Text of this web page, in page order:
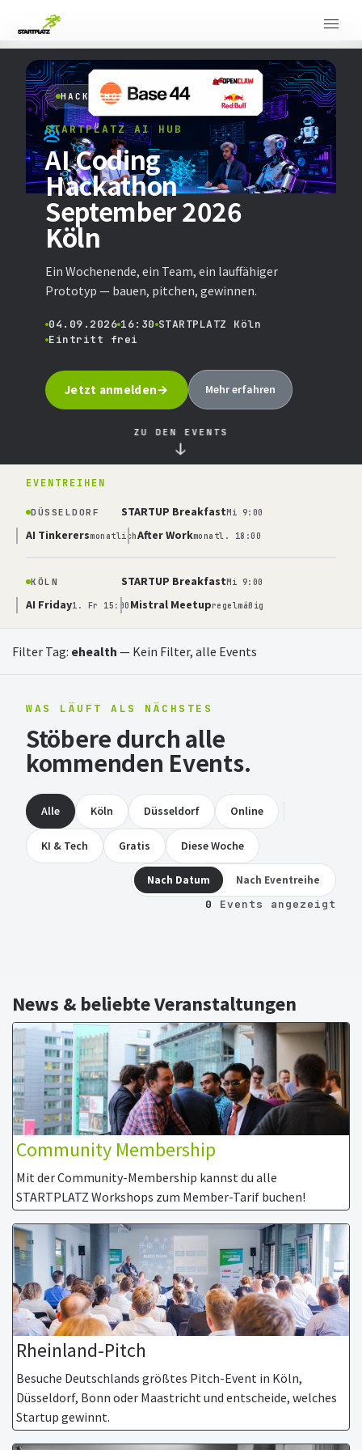
HACKATHON
STARTPLATZ AI HUB
AI Coding
Hackathon
September 2026
Köln
Ein Wochenende, ein Team, ein lauffähiger
Prototyp — bauen, pitchen, gewinnen.
04.09.2026 16:30 STARTPLATZ Köln
Eintritt frei
Jetzt anmelden Mehr erfahren
ZU DEN EVENTS
↓
EVENTREIHEN
DÜSSELDORF STARTUP BreakfastMi 9:00
AI TinkerersmonatlichAfter Workmonatl. 18:00
KÖLN STARTUP BreakfastMi 9:00
AI Friday1. Fr 15:00 Mistral Meetupregelmäßig
Filter Tag: ehealth — Kein Filter, alle Events
WAS LÄUFT ALS NÄCHSTES
Stöbere durch alle
kommenden Events.
Alle Köln Düsseldorf Online
KI & Tech Gratis Diese Woche
Nach Datum
Nach Eventreihe
0
Events angezeigt
News & beliebte Veranstaltungen
Community Membership
Mit der Community-Membership kannst du alle
STARTPLATZ Workshops zum Member-Tarif buchen!
Rheinland-Pitch
Besuche Deutschlands größtes Pitch-Event in Köln,
Düsseldorf, Bonn oder Maastricht und entscheide, welches
Startup gewinnt.